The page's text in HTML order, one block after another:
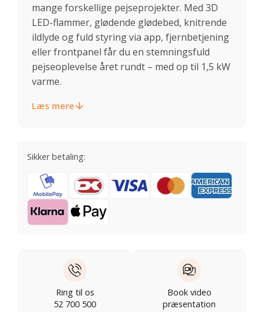
mange forskellige pejseprojekter. Med 3D
LED-flammer, glødende glødebed, knitrende
ildlyde og fuld styring via app, fjernbetjening
eller frontpanel får du en stemningsfuld
pejseoplevelse året rundt – med op til 1,5 kW
varme.
Læs mere
Sikker betaling:
Ring til os
52 700 500
Book video
præsentation